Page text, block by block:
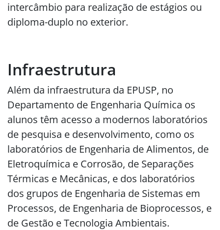
intercâmbio para realização de estágios ou
diploma-duplo no exterior.
Infraestrutura
Além da infraestrutura da EPUSP, no
Departamento de Engenharia Química os
alunos têm acesso a modernos laboratórios
de pesquisa e desenvolvimento, como os
laboratórios de Engenharia de Alimentos, de
Eletroquímica e Corrosão, de Separações
Térmicas e Mecânicas, e dos laboratórios
dos grupos de Engenharia de Sistemas em
Processos, de Engenharia de Bioprocessos, e
de Gestão e Tecnologia Ambientais.